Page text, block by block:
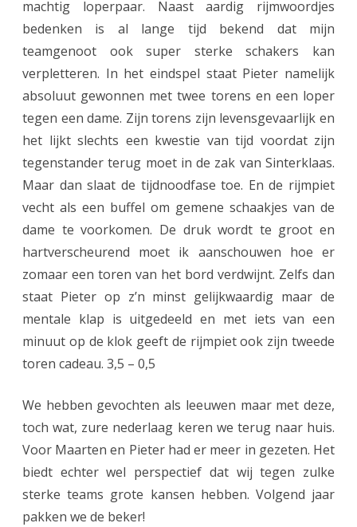
machtig loperpaar. Naast aardig rijmwoordjes
bedenken is al lange tijd bekend dat mijn
teamgenoot ook super sterke schakers kan
verpletteren. In het eindspel staat Pieter namelijk
absoluut gewonnen met twee torens en een loper
tegen een dame. Zijn torens zijn levensgevaarlijk en
het lijkt slechts een kwestie van tijd voordat zijn
tegenstander terug moet in de zak van Sinterklaas.
Maar dan slaat de tijdnoodfase toe. En de rijmpiet
vecht als een buffel om gemene schaakjes van de
dame te voorkomen. De druk wordt te groot en
hartverscheurend moet ik aanschouwen hoe er
zomaar een toren van het bord verdwijnt. Zelfs dan
staat Pieter op z’n minst gelijkwaardig maar de
mentale klap is uitgedeeld en met iets van een
minuut op de klok geeft de rijmpiet ook zijn tweede
toren cadeau. 3,5 – 0,5
We hebben gevochten als leeuwen maar met deze,
toch wat, zure nederlaag keren we terug naar huis.
Voor Maarten en Pieter had er meer in gezeten. Het
biedt echter wel perspectief dat wij tegen zulke
sterke teams grote kansen hebben. Volgend jaar
pakken we de beker!